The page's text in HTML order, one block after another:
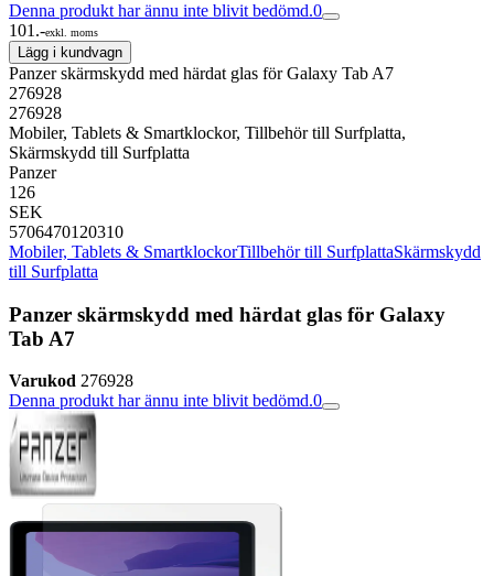
Denna produkt har ännu inte blivit bedömd.0
101.-exkl. moms
Lägg i kundvagn
Panzer skärmskydd med härdat glas för Galaxy Tab A7
276928
276928
Mobiler, Tablets & Smartklockor, Tillbehör till Surfplatta,
Skärmskydd till Surfplatta
Panzer
126
SEK
5706470120310
Mobiler, Tablets & SmartklockorTillbehör till SurfplattaSkärmskydd
till Surfplatta
Panzer skärmskydd med härdat glas för Galaxy
Tab A7
Varukod 276928
Denna produkt har ännu inte blivit bedömd.0